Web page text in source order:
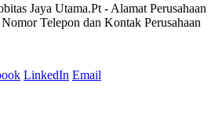
Jaya Utama.Pt - Alamat Perusahaan
Telepon dan Kontak Perusahaan
LinkedIn Email